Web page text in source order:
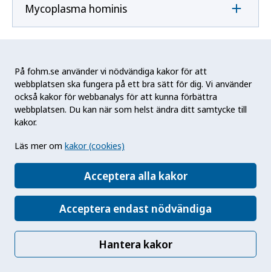
På fohm.se använder vi nödvändiga kakor för att
webbplatsen ska fungera på ett bra sätt för dig. Vi använder
också kakor för webbanalys för att kunna förbättra
webbplatsen. Du kan när som helst ändra ditt samtycke till
kakor.
Läs mer om kakor (cookies)
Acceptera alla kakor
Acceptera endast nödvändiga
Hantera kakor
Mycoplasma hominis
N
Neisseria gonorrhoeae
Neisseria meningitidis